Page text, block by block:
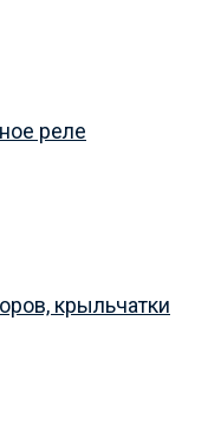
реле
крыльчатки